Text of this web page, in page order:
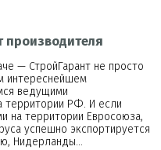
производителя
— СтройГарант не просто
интереснейшем
ведущими
территории РФ. И если
на территории Евросоюза,
успешно экспортируется
Нидерланды…